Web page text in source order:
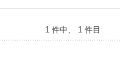
1 件中、 1 件目